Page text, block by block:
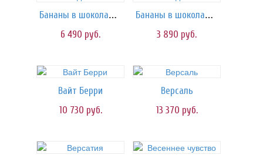
Бананы в шоколаде-20 шт.
6 490 руб.
Бананы в шоколаде-8 шт.
3 890 руб.
Вайт Берри
10 730 руб.
Версаль
13 370 руб.